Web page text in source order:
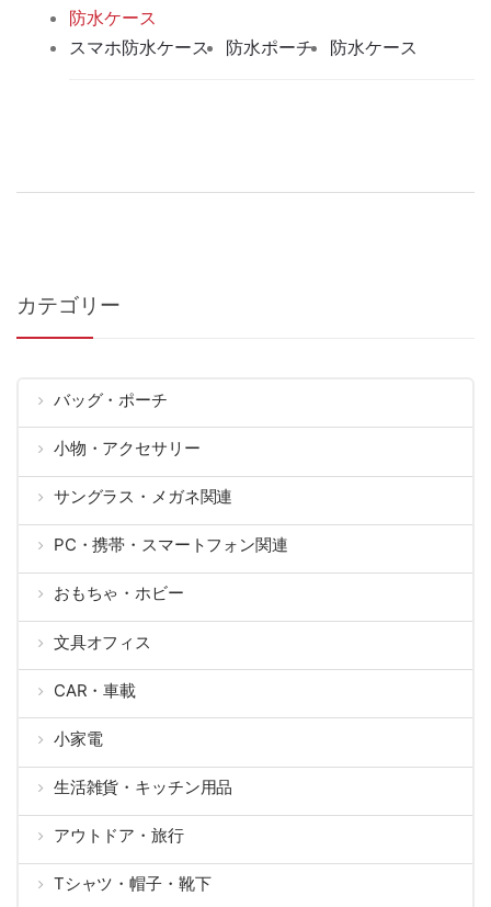
防水ケース
スマホ防水ケース
防水ポーチ 防水ケース
カテゴリー
バッグ・ポーチ
小物・アクセサリー
サングラス・メガネ関連
PC・携帯・スマートフォン関連
おもちゃ・ホビー
文具オフィス
CAR・車載
小家電
生活雑貨・キッチン用品
アウトドア・旅行
Tシャツ・帽子・靴下